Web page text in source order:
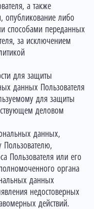
а также
опубликование либо
способами переданных
за исключением
для защиты
данных Пользователя
для защиты
деловом
данных,
Пользователю,
Пользователя или его
органа
данных
недостоверных
действий.